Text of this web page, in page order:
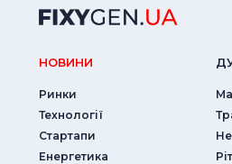
НОВИНИ
Ринки
Технології
Стартапи
Енергетика